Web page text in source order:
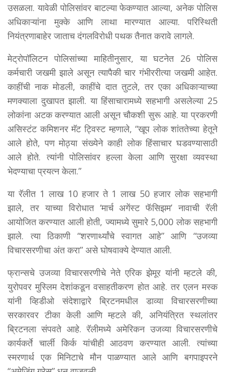
उसळला. यावेळी पोलिसांवर बाटल्या फेकण्यात आल्या, अनेक पोलिस
अधिकाऱ्यांना मुक्के आणि लाथा मारण्यात आल्या. परिस्थिती
नियंत्रणाबाहेर जाताच दंगलविरोधी पथक तैनात करावे लागले.
मेट्रोपॉलिटन पोलिसांच्या माहितीनुसार, या घटनेत 26 पोलिस
कर्मचारी जखमी झाले असून त्यापैकी चार गंभीररीत्या जखमी आहेत.
काहींची नाक मोडली, काहींचे दात तुटले, तर एका अधिकाऱ्याच्या
मणक्याला दुखापत झाली. या हिंसाचारामध्ये सहभागी असलेल्या 25
लोकांना अटक करण्यात आली असून चौकशी सुरू आहे. या प्रकरणी
असिस्टंट कमिशनर मॅट ट्विस्ट म्हणाले, “खूप लोक शांततेच्या हेतूने
आले होते, पण मोठ्या संख्येने काही लोक हिंसाचार घडवण्यासाठी
आले होते. त्यांनी पोलिसांवर हल्ला केला आणि सुरक्षा व्यवस्था
भेदण्याचा प्रयत्न केला.”
या रॅलीत 1 लाख 10 हजार ते 1 लाख 50 हजार लोक सहभागी
झाले, तर याच्या विरोधात ‘मार्च अगेंस्ट फॅसिझम’ नावाची रॅली
आयोजित करण्यात आली होती, ज्यामध्ये सुमारे 5,000 लोक सहभागी
झाले. त्या ठिकाणी “शरणार्थ्यांचे स्वागत आहे” आणि “उजव्या
विचारसरणीचा अंत करा” असे घोषवाक्ये देण्यात आली.
फ्रान्सचे उजव्या विचारसरणीचे नेते एरिक झेमूर यांनी म्हटले की,
युरोपवर मुस्लिम देशांकडून वसाहतीकरण होत आहे. तर एलन मस्क
यांनी व्हिडीओ संदेशाद्वारे ब्रिटनमधील डाव्या विचारसरणीच्या
सरकारवर टीका केली आणि म्हटले की, अनियंत्रित स्थलांतर
ब्रिटनला संपवते आहे. रॅलीमध्ये अमेरिकन उजव्या विचारसरणीचे
कार्यकर्ते चार्ली किर्क यांचीही आठवण करण्यात आली. त्यांच्या
स्मरणार्थ एक मिनिटाचे मौन पाळण्यात आले आणि बगपाइपरने